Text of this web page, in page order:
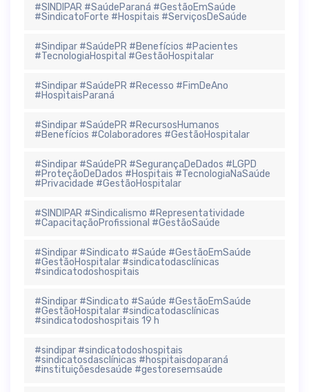
#SINDIPAR #SaúdeParaná #GestãoEmSaúde
#SindicatoForte #Hospitais #ServiçosDeSaúde
#Sindipar #SaúdePR #Benefícios #Pacientes
#TecnologiaHospital #GestãoHospitalar
#Sindipar #SaúdePR #Recesso #FimDeAno
#HospitaisParaná
#Sindipar #SaúdePR #RecursosHumanos
#Benefícios #Colaboradores #GestãoHospitalar
#Sindipar #SaúdePR #SegurançaDeDados #LGPD
#ProteçãoDeDados #Hospitais #TecnologiaNaSaúde
#Privacidade #GestãoHospitalar
#SINDIPAR #Sindicalismo #Representatividade
#CapacitaçãoProfissional #GestãoSaúde
#Sindipar #Sindicato #Saúde #GestãoEmSaúde
#GestãoHospitalar #sindicatodasclínicas
#sindicatodoshospitais
#Sindipar #Sindicato #Saúde #GestãoEmSaúde
#GestãoHospitalar #sindicatodasclínicas
#sindicatodoshospitais 19 h
#sindipar #sindicatodoshospitais
#sindicatosdasclínicas #hospitaisdoparaná
#instituiçõesdesaúde #gestoresemsaúde